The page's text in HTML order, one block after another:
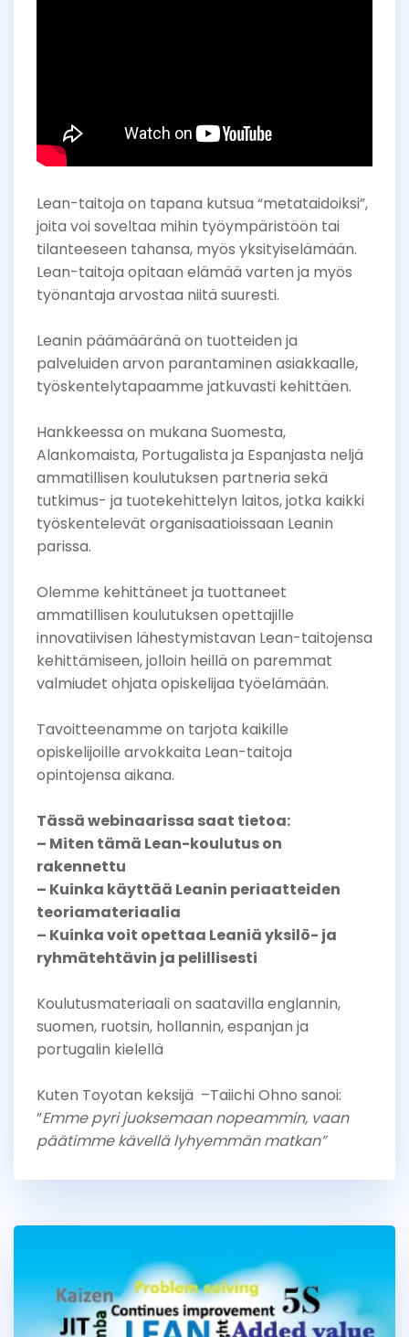
Lean-taitoja on tapana kutsua “metataidoiksi”,
joita voi soveltaa mihin työympäristöön tai
tilanteeseen tahansa, myös yksityiselämään.
Lean-taitoja opitaan elämää varten ja myös
työnantaja arvostaa niitä suuresti.
Leanin päämääränä on tuotteiden ja
palveluiden arvon parantaminen asiakkaalle,
työskentelytapaamme jatkuvasti kehittäen.
Hankkeessa on mukana Suomesta,
Alankomaista, Portugalista ja Espanjasta neljä
ammatillisen koulutuksen partneria sekä
tutkimus- ja tuotekehittelyn laitos, jotka kaikki
työskentelevät organisaatioissaan Leanin
parissa.
Olemme kehittäneet ja tuottaneet
ammatillisen koulutuksen opettajille
innovatiivisen lähestymistavan Lean-taitojensa
kehittämiseen, jolloin heillä on paremmat
valmiudet ohjata opiskelijaa työelämään.
Tavoitteenamme on tarjota kaikille
opiskelijoille arvokkaita Lean-taitoja
opintojensa aikana.
Tässä webinaarissa saat tietoa:
– Miten tämä Lean-koulutus on
rakennettu
– Kuinka käyttää Leanin periaatteiden
teoriamateriaalia
– Kuinka voit opettaa Leaniä yksilö- ja
ryhmätehtävin ja pelillisesti
Koulutusmateriaali on saatavilla englannin,
suomen, ruotsin, hollannin, espanjan ja
portugalin kielellä
Kuten Toyotan keksijä –Taiichi Ohno sanoi:
”Emme pyri juoksemaan nopeammin, vaan
päätimme kävellä lyhyemmän matkan”